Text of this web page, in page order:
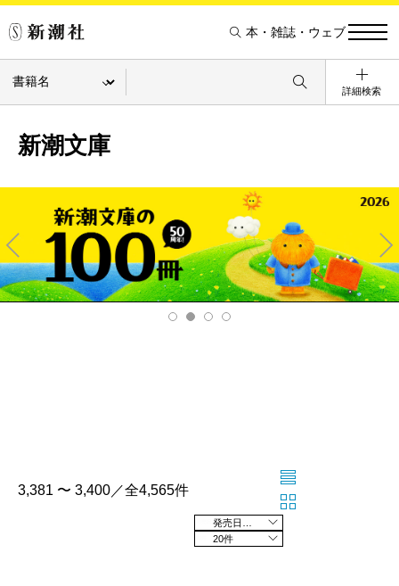
本・雑誌・ウェブ
詳細検索
新潮文庫
Pre
v
Ne
xt
3,381 〜 3,400／全4,565件
20件